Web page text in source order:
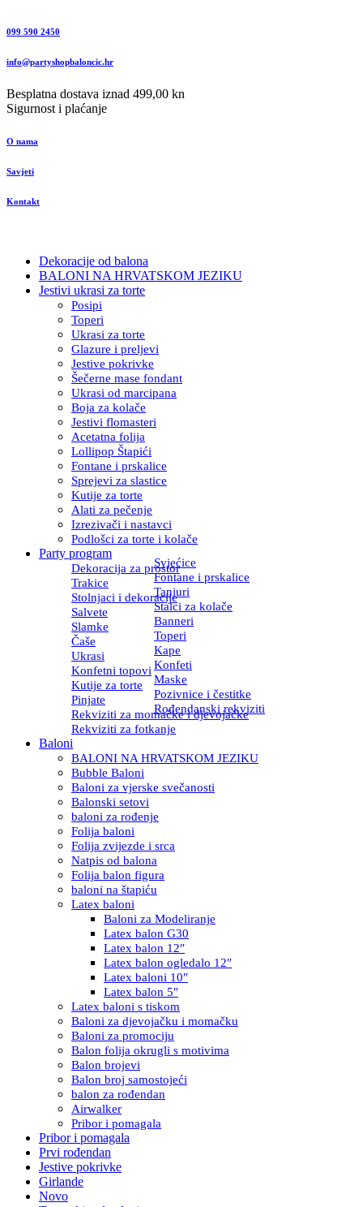
099 590 2450
info@partyshopbaloncic.hr
Besplatna dostava iznad 499,00 kn
Sigurnost i plaćanje
O nama
Savjeti
Kontakt
Dekoracije od balona
BALONI NA HRVATSKOM JEZIKU
Jestivi ukrasi za torte
Posipi
Toperi
Ukrasi za torte
Glazure i preljevi
Jestive pokrivke
Šečerne mase fondant
Ukrasi od marcipana
Boja za kolače
Jestivi flomasteri
Acetatna folija
Lollipop Štapići
Fontane i prskalice
Sprejevi za slastice
Kutije za torte
Alati za pečenje
Izrezivači i nastavci
Podlošci za torte i kolače
Party program
Dekoracija za prostor
Svjećice
Trakice
Fontane i prskalice
Stolnjaci i dekoracije
Tanjuri
Salvete
Stalci za kolače
Slamke
Banneri
Čaše
Toperi
Ukrasi
Kape
Konfetni topovi Konfeti
Kutije za torte
Maske
Pinjate
Pozivnice i čestitke
Rekviziti za momačke i djevojačke
Rođendanski rekviziti
Rekviziti za fotkanje
Baloni
BALONI NA HRVATSKOM JEZIKU
Bubble Baloni
Baloni za vjerske svečanosti
Balonski setovi
baloni za rođenje
Folija baloni
Folija zvijezde i srca
Natpis od balona
Folija balon figura
baloni na štapiću
Latex baloni
Baloni za Modeliranje
Latex balon G30
Latex balon 12″
Latex balon ogledalo 12″
Latex baloni 10″
Latex balon 5″
Latex baloni s tiskom
Baloni za djevojačku i momačku
Baloni za promociju
Balon folija okrugli s motivima
Balon brojevi
Balon broj samostojeći
balon za rođendan
Airwalker
Pribor i pomagala
Pribor i pomagala
Prvi rođendan
Jestive pokrivke
Girlande
Novo